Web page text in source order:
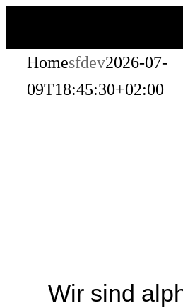
Inhalt
springen
Homesfdev2026-07-
09T18:45:30+02:00
Wir sind